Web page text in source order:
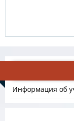
Информация об